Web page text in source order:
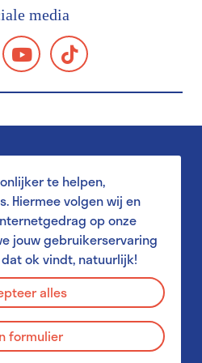
te helpen,
Hiermee volgen wij en
op onze
jouw gebruikerservaring
ok vindt, natuurlijk!
alles
formulier
leerkrachten
media
GUMgent/gumgent/
linkedin:
https://www.linkedin.com/company/
gents-
youtube:
https://www.youtube.com/